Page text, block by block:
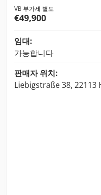
VB 부가세 별도
€49,900
임대:
가능합니다
판매자 위치:
Liebigstraße 38, 22113